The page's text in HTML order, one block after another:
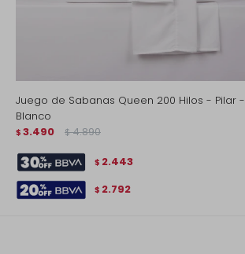
Juego de Sabanas Queen 200 Hilos - Pilar -
Blanco
$ 3.490 $ 4.890
$ 2.443
$ 2.792